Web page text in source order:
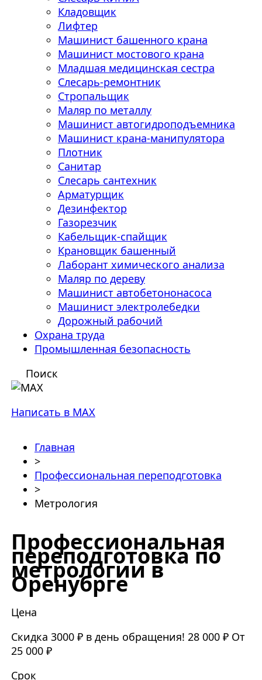
Кладовщик
Лифтер
Машинист башенного крана
Машинист мостового крана
Младшая медицинская сестра
Слесарь-ремонтник
Стропальщик
Маляр по металлу
Машинист автогидроподъемника
Машинист крана-манипулятора
Плотник
Санитар
Слесарь сантехник
Арматурщик
Дезинфектор
Газорезчик
Кабельщик-спайщик
Крановщик башенный
Лаборант химического анализа
Маляр по дереву
Машинист автобетононасоса
Машинист электролебедки
Дорожный рабочий
Охрана труда
Промышленная безопасность
Поиск
Написать в MAX
Главная
>
Профессиональная переподготовка
>
Метрология
Профессиональная
переподготовка по
метрологии в
Оренубрге
Цена
Скидка 3000 ₽ в день обращения! 28 000 ₽ От
25 000 ₽
Срок